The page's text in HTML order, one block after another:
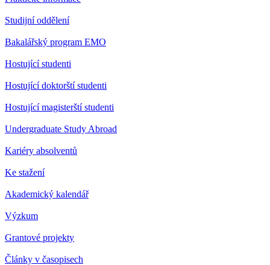
Studijní oddělení
Bakalářský program EMO
Hostující studenti
Hostující doktorští studenti
Hostující magisterští studenti
Undergraduate Study Abroad
Kariéry absolventů
Ke stažení
Akademický kalendář
Výzkum
Grantové projekty
Články v časopisech